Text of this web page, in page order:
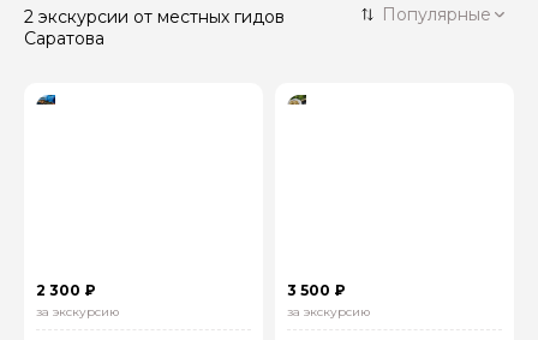
Санкт-Петербург
Россия
50 экскурсий
2 экскурсии от местных гидов
Саратова
Популярные
2 300 ₽
за экскурсию
3 500 ₽
за экскурсию